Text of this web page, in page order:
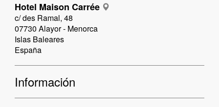
Hotel Maison Carrée
c/ des Ramal, 48
07730 Alayor - Menorca
Islas Baleares
España
Información